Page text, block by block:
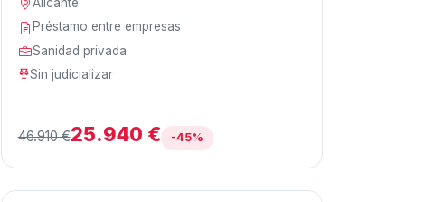
Préstamo entre empresas
Sanidad privada
Sin judicializar
46.910 €25.940 € -45%